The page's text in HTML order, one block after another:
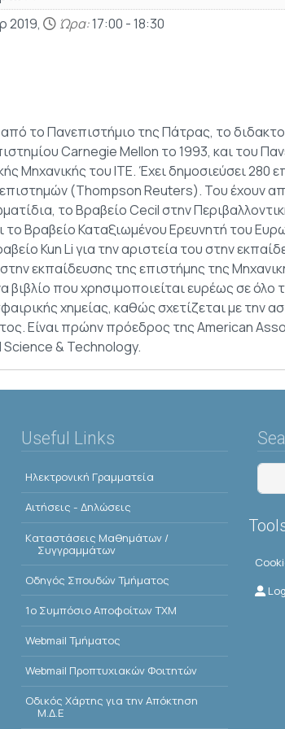
2019, Ώρα:17:00 - 18:30
το Πανεπιστήμιο της Πάτρας, το
Carnegie Mellon το 1993, και του
Μηχανικής του ΙΤΕ. Έχει δημοσιεύσει 280
(Thompson Reuters). Του έχουν
το Βραβείο Cecil στην
Βραβείο Καταξιωμένου Ερευνητή του
Kun Li για την αριστεία του στην
εκπαίδευσης της επιστήμης της
που χρησιμοποιείται ευρέως σε όλο
χημείας, καθώς σχετίζεται με την
Είναι πρώην πρόεδρος της American
Science & Technology.
Useful Links
Ηλεκτρονική Γραμματεία
Αιτήσεις - Δηλώσεις
Kαταστάσεις Μαθημάτων /
Συγγραμμάτων
Οδηγός Σπουδών Τμήματος
1o Συμπόσιο Αποφοίτων ΤΧΜ
Webmail Τμήματος
Webmail Προπτυχιακών Φοιτητών
Οδικός Χάρτης για την Απόκτηση
Μ.Δ.Ε